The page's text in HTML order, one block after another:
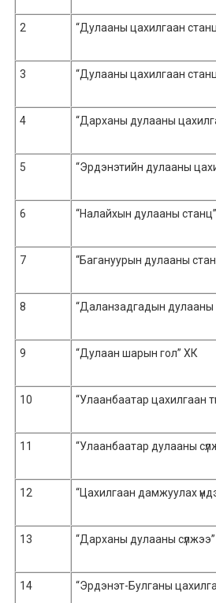
2 “Дулааны цахилгаан
3 “Дулааны цахилгаан
4 “Дарханы дулааны
5 “Эрдэнэтийн дулааны
6 “Налайхын дулааны
7 “Багануурын дулааны
8 “Даланзадгадын дулааны
9 “Дулаан шарын гол” ХК
10 “Улаанбаатар цахилгаан
11 “Улаанбаатар дулааны
12 “Цахилгаан дамжуулах
13 “Дарханы дулааны
14 “Эрдэнэт-Булганы